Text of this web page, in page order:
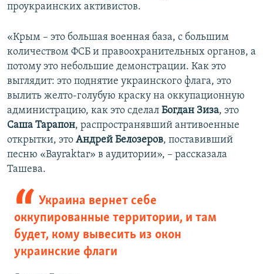
проукраинских активистов.
«Крым – это большая военная база, с большим
количеством ФСБ и правоохранительных органов, а
потому это небольшие демонстрации. Как это
выглядит: это поднятие украинского флага, это
вылить желто-голубую краску на оккупационную
администрацию, как это сделал Богдан Зиза, это
Саша Тарапон, распространявший антивоенные
открытки, это Андрей Белозеров, поставивший
песню «Bayraktar» в аудитории», – рассказала
Ташева.
Украина вернет себе
оккупированные территории, и там
будет, кому вывесить из окон
украинские флаги